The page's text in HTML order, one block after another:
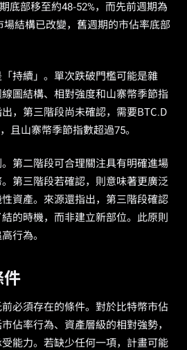
底部移至約48-52%，而先前週期為
場結構已改變，舊週期的市佔率底部
持續」。單次跌破門檻可能是雜
圖結構、相對強度和山寨幣季節指
，第三階段尚未確認，需要BTC.D
且山寨幣季節指數超過75。
第二階段可合理關注具有明確進場
第三階段若確認，則意味著更廣泛
資產。來源還指出，第三階段確認
的時機，而非建立新部位。此原則
行為。
件
必須存在的條件。對於比特幣市佔
佔率行為、資產層級的相對強勢，
能力。若缺少任何一項，計畫可能